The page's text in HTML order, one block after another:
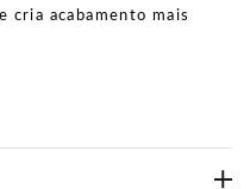
cria acabamento mais